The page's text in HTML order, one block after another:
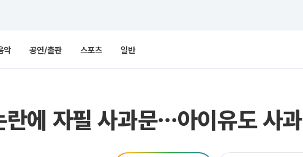
악 공연/출판 스포츠 일반
에 자필 사과문⋯아이유도 사과